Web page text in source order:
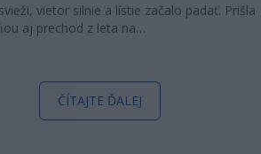
vietor silnie a lístie začalo padať. Prišla
aj prechod z leta na…
ČÍTAJTE ĎALEJ